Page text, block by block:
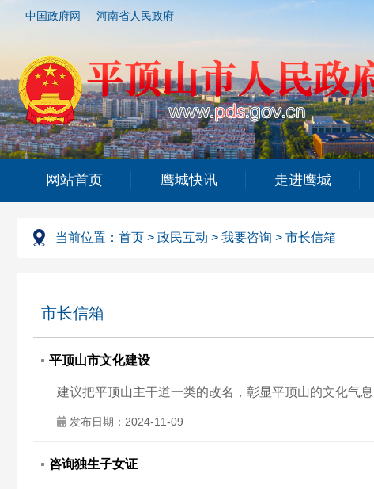
中国政府网 河南省人民政府
网站首页 鹰城快讯 走进鹰城
当前位置： 首页 > 政民互动 > 我要咨询 > 市长信箱
市长信箱
平顶山市文化建设
发布日期：2024-11-09
咨询独生子女证